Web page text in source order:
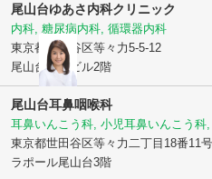
尾山台ゆあさ内科クリニック
内科, 糖尿病内科, 循環器内科
東京都世田谷区等々力5-5-12
尾山台萬八ビル2階
尾山台耳鼻咽喉科
耳鼻いんこう科, 小児耳鼻いんこう科
東京都世田谷区等々力二丁目18番11号
ラポール尾山台3階